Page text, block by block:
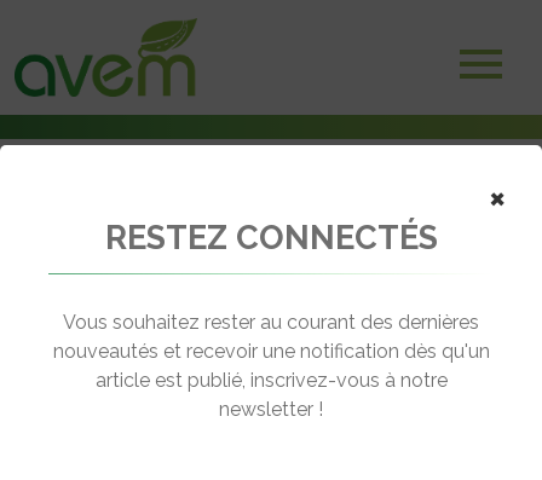
EVER 2010 – Véléance présente la dernière version du Tri’Ode
← Revenir aux actualités
×
RESTEZ CONNECTÉS
Vous souhaitez rester au courant des dernières
nouveautés et recevoir une notification dès qu'un
article est publié, inscrivez-vous à notre
newsletter !